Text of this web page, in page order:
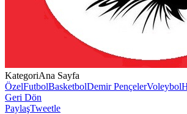
KategoriAna Sayfa
ÖzelFutbolBasketbolDemir PençelerVoleybol
Geri Dön
PaylaşTweetle